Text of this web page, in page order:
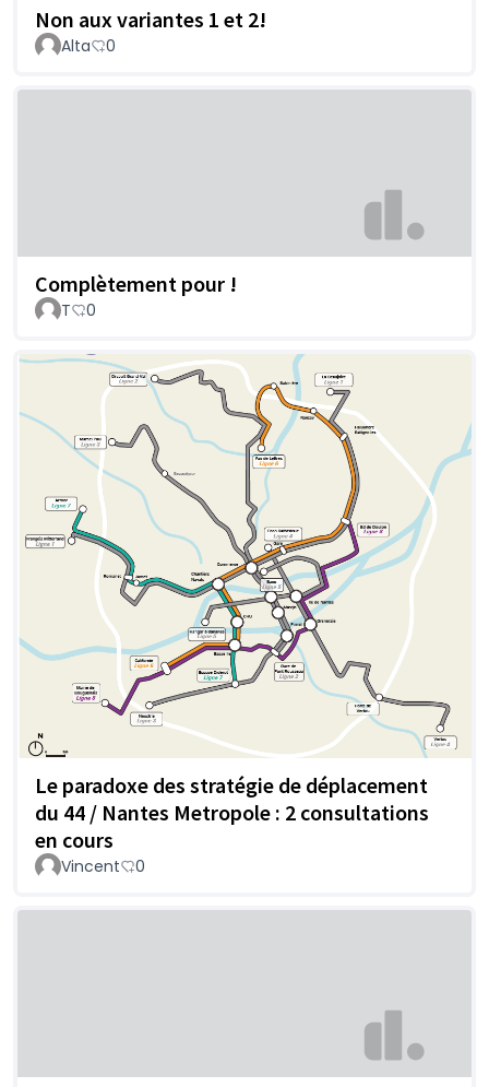
Non aux variantes 1 et 2!
Alta 0
Complètement pour !
T 0
Le paradoxe des stratégie de déplacement
du 44 / Nantes Metropole : 2 consultations
en cours
Vincent 0